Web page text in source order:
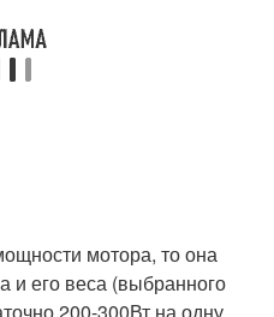
мотора, то она
и его веса (выбранного
200-300Вт на одну